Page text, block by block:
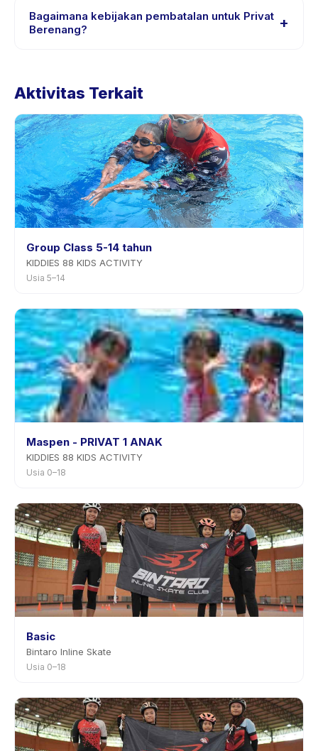
trial atau satu sesi. Cari badge trial pada daftar Privat
Berenang, atau hubungi penyedia melalui aplikasi.
Bagaimana kebijakan pembatalan untuk Privat
Berenang?
+
aktivitas di aplikasi. Kebanyakan penyedia mengizinkan
sebelumnya.
Aktivitas Terkait
Group Class 5-14 tahun
KIDDIES 88 KIDS ACTIVITY
Usia 5–14
Maspen - PRIVAT 1 ANAK
KIDDIES 88 KIDS ACTIVITY
Usia 0–18
Basic
Bintaro Inline Skate
Usia 0–18